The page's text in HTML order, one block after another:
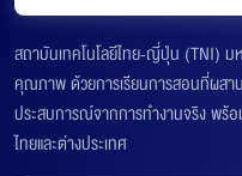
สถาบันเทคโนโลยีไทย-ญี่ปุ่น (TNI)
คุณภาพ ด้วยการเรียนการสอนที่ผสา
ประสบการณ์จากการทำงานจริง พร้
ไทยและต่างประเทศ